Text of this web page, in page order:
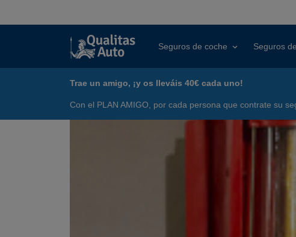
Seguros de coche Seguros
Trae un amigo, ¡y os lleváis 40€ cada uno!
Con el PLAN AMIGO, por cada persona que contrate su